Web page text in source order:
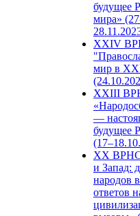
будущее
мира»
XXIV
мир в
XXIII
—
будущее
XX ВРНС
и Запад:
народов
ответов